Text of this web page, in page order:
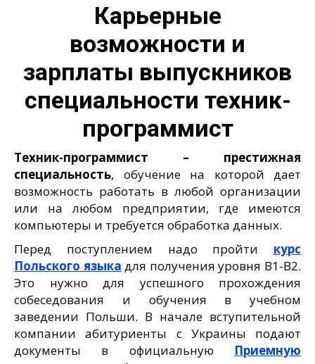
Карьерные
возможности и
зарплаты выпускников
специальности техник-
программист
Техник-программист – престижная
специальность, обучение на которой дает
возможность работать в любой организации
или на любом предприятии, где имеются
компьютеры и требуется обработка данных.
Перед поступлением надо пройти курс
Польского языка для получения уровня В1-В2.
Это нужно для успешного прохождения
собеседования и обучения в учебном
заведении Польши. В начале вступительной
компании абитуриенты с Украины подают
документы в официальную Приемную